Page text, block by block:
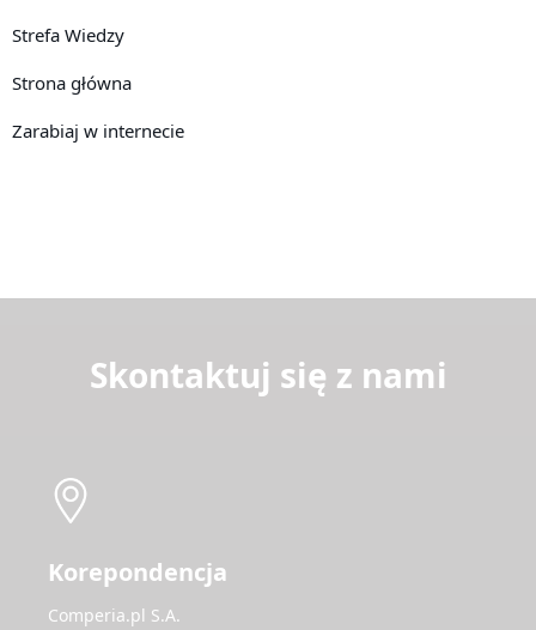
Strefa Wiedzy
Strona główna
Zarabiaj w internecie
Skontaktuj się z nami
Korepondencja
Comperia.pl S.A.